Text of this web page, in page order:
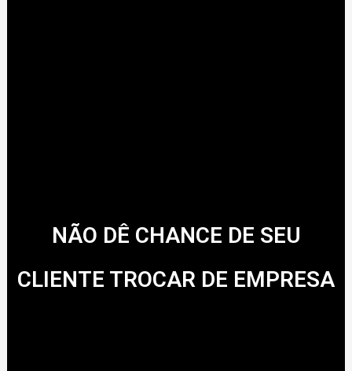
NÃO DÊ CHANCE DE SEU
CLIENTE TROCAR DE EMPRESA